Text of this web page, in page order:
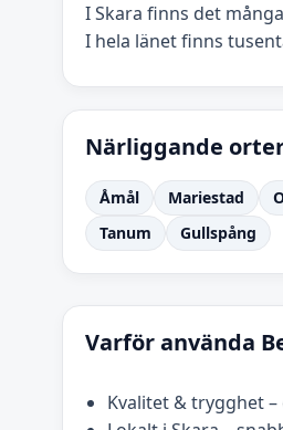
I Skara finns det
I hela länet finns
Närliggande
Åmål Mariestad
Tanum
Gullspång
Varför använda
Kvalitet & trygghet